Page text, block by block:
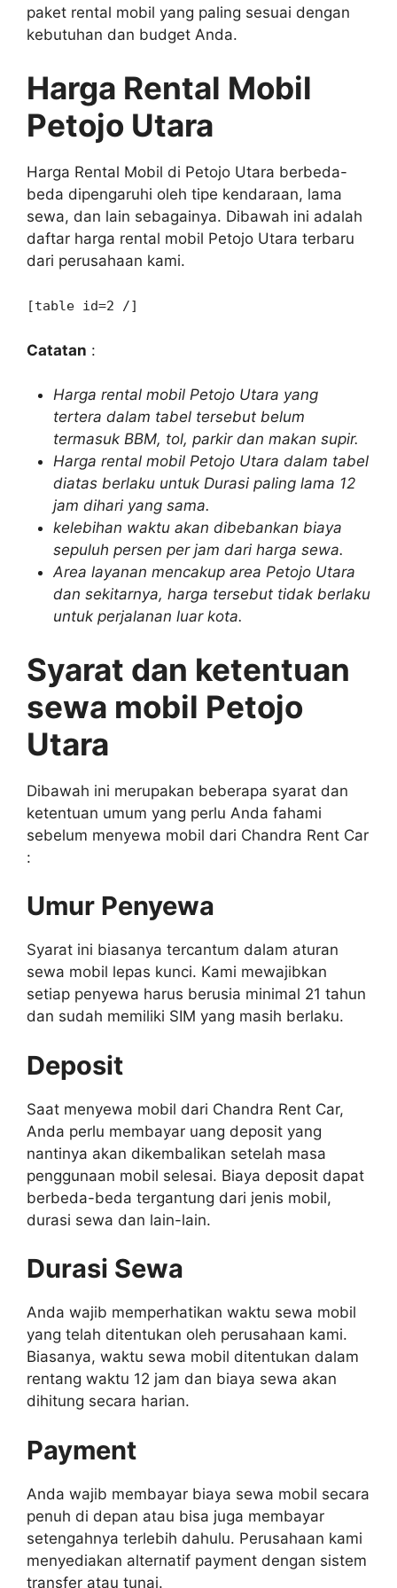
paket rental mobil yang paling sesuai dengan
kebutuhan dan budget Anda.
Harga Rental Mobil
Petojo Utara
Harga Rental Mobil di Petojo Utara berbeda-
beda dipengaruhi oleh tipe kendaraan, lama
sewa, dan lain sebagainya. Dibawah ini adalah
daftar harga rental mobil Petojo Utara terbaru
dari perusahaan kami.
[table id=2 /]
Catatan :
Harga rental mobil Petojo Utara yang
tertera dalam tabel tersebut belum
termasuk BBM, tol, parkir dan makan supir.
Harga rental mobil Petojo Utara dalam tabel
diatas berlaku untuk Durasi paling lama 12
jam dihari yang sama.
kelebihan waktu akan dibebankan biaya
sepuluh persen per jam dari harga sewa.
Area layanan mencakup area Petojo Utara
dan sekitarnya, harga tersebut tidak berlaku
untuk perjalanan luar kota.
Syarat dan ketentuan
sewa mobil Petojo
Utara
Dibawah ini merupakan beberapa syarat dan
ketentuan umum yang perlu Anda fahami
sebelum menyewa mobil dari Chandra Rent Car
:
Umur Penyewa
Syarat ini biasanya tercantum dalam aturan
sewa mobil lepas kunci. Kami mewajibkan
setiap penyewa harus berusia minimal 21 tahun
dan sudah memiliki SIM yang masih berlaku.
Deposit
Saat menyewa mobil dari Chandra Rent Car,
Anda perlu membayar uang deposit yang
nantinya akan dikembalikan setelah masa
penggunaan mobil selesai. Biaya deposit dapat
berbeda-beda tergantung dari jenis mobil,
durasi sewa dan lain-lain.
Durasi Sewa
Anda wajib memperhatikan waktu sewa mobil
yang telah ditentukan oleh perusahaan kami.
Biasanya, waktu sewa mobil ditentukan dalam
rentang waktu 12 jam dan biaya sewa akan
dihitung secara harian.
Payment
Anda wajib membayar biaya sewa mobil secara
penuh di depan atau bisa juga membayar
setengahnya terlebih dahulu. Perusahaan kami
menyediakan alternatif payment dengan sistem
transfer atau tunai.